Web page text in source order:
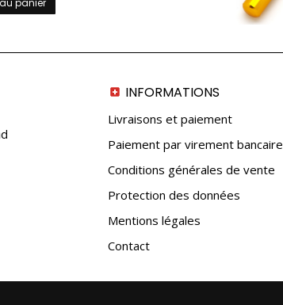
panier
INFORMATIONS
Livraisons et paiement
Paiement par virement bancaire
Conditions générales de vente
Protection des données
Mentions légales
Contact